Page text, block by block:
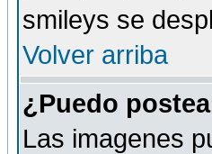
smileys se
Volver arriba
¿Puedo
Las imagenes